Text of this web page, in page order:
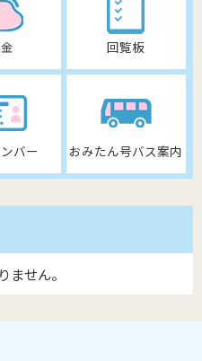
回覧板
バー おみたん号バス案内
ません。